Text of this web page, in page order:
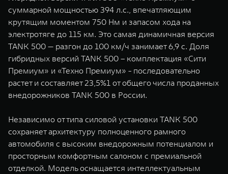
суммарной мощностью 394 л.с., впечатляющим
крутящим моментом 750 Нм и запасом хода на
электротяге до 115 км. Это самая динамичная версия
TANK 500 — разгон до 100 км/ч занимает 6,9 с. Доля
гибридных версий TANK 500 – комплектация «Сити
Премиум» и «Техно Премиум» - последовательно
растет и составляет 23,5%1 от общего числа проданных
внедорожников TANK 500 в России.
Независимо от типа силовой установки TANK 500
сохраняет архитектуру полноценного рамного
автомобиля с высоким внедорожным потенциалом и
просторным комфортным салоном с премиальной
отделкой. Модель оснащается интеллектуальным